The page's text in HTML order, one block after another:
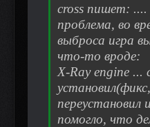
cross пишет: ....
проблема, во
выброса игра
что-то вроде:
X-Ray engine ...
переустановил
помогло, что